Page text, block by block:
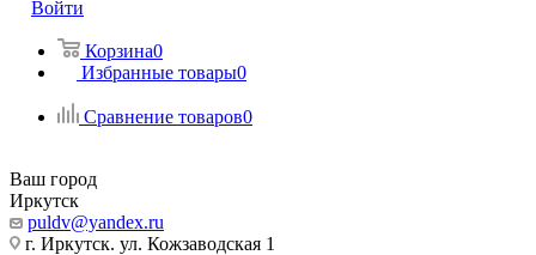
Войти
Корзина0
Избранные товары0
Сравнение товаров0
Ваш город
Иркутск
puldv@yandex.ru
г. Иркутск. ул. Кожзаводская 1